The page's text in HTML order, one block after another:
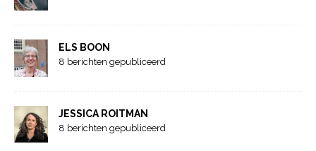
ELS BOON
8 berichten gepubliceerd
JESSICA ROITMAN
8 berichten gepubliceerd